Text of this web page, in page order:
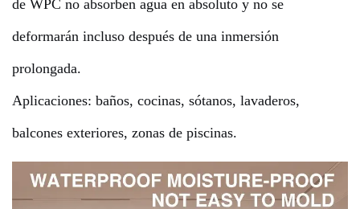
de WPC no absorben agua en absoluto y no se
deformarán incluso después de una inmersión
prolongada.
Aplicaciones: baños, cocinas, sótanos, lavaderos,
balcones exteriores, zonas de piscinas.